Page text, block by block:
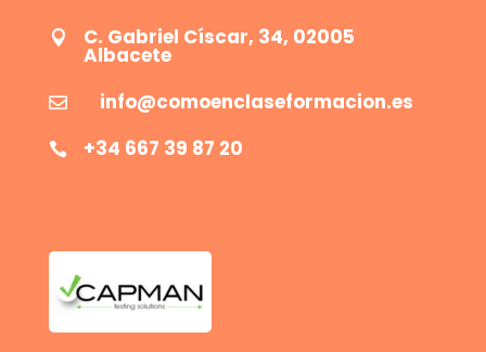
 C. Gabriel Císcar, 34, 02005
Albacete
 info@comoenclaseformacion.es
 +34 667 39 87 20